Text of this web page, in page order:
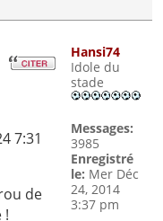
7:31
de
!
Hansi74
Idole du
stade
Messages:
3985
Enregistré
le: Mer Déc
24, 2014
3:37 pm